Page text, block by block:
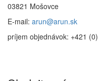
03821 Mošovce
E-mail: arun@arun.sk
príjem objednávok: +421